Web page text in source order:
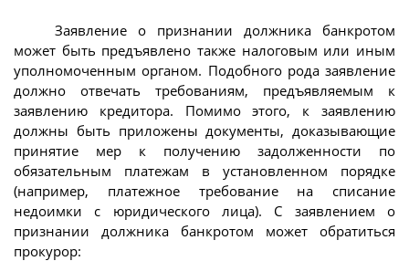
Заявление о признании должника банкротом
может быть предъявлено также налоговым или иным
уполномоченным органом. Подобного рода заявление
должно отвечать требованиям, предъявляемым к
заявлению кредитора. Помимо этого, к заявлению
должны быть приложены документы, доказывающие
принятие мер к получению задолженности по
обязательным платежам в установленном порядке
(например, платежное требование на списание
недоимки с юридического лица). С заявлением о
признании должника банкротом может обратиться
прокурор: